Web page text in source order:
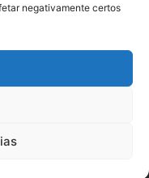
negativamente certos